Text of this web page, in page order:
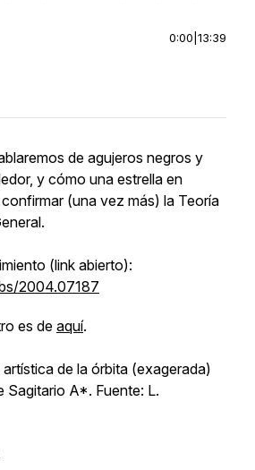
0:00 13:39
de agujeros negros y
y cómo una estrella en
(una vez más) la Teoría
(link abierto):
2004.07187
es de aquí.
de la órbita (exagerada)
Sagitario A*. Fuente: L.